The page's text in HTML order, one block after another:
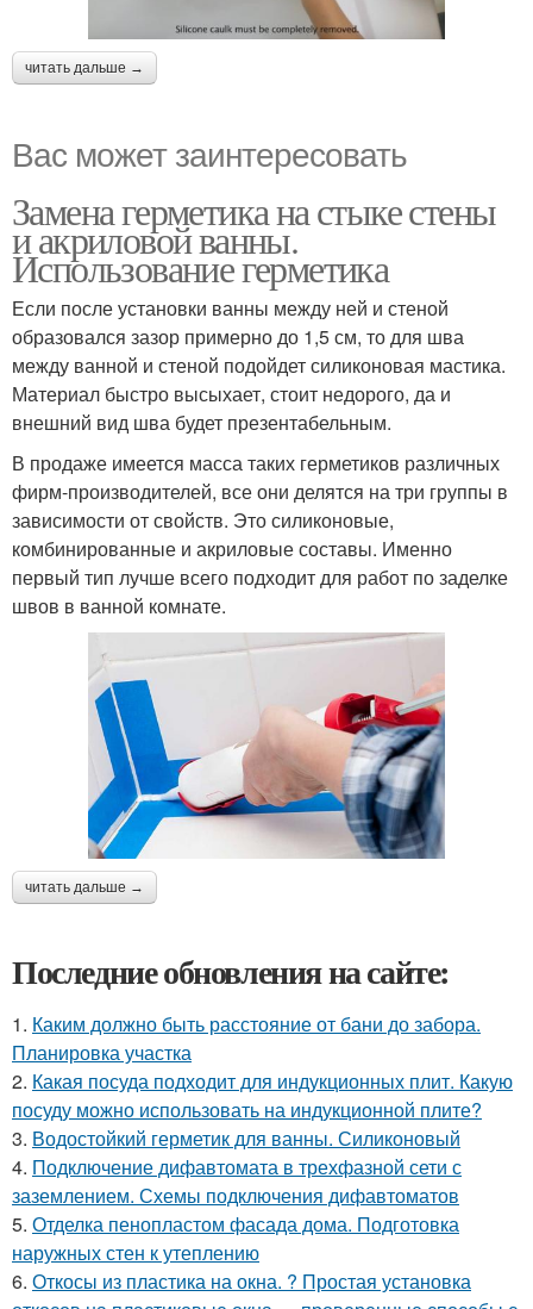
читать дальше →
Вас может заинтересовать
Замена герметика на стыке стены
и акриловой ванны.
Использование герметика
Если после установки ванны между ней и стеной
образовался зазор примерно до 1,5 см, то для шва
между ванной и стеной подойдет силиконовая мастика.
Материал быстро высыхает, стоит недорого, да и
внешний вид шва будет презентабельным.
В продаже имеется масса таких герметиков различных
фирм-производителей, все они делятся на три группы в
зависимости от свойств. Это силиконовые,
комбинированные и акриловые составы. Именно
первый тип лучше всего подходит для работ по заделке
швов в ванной комнате.
читать дальше →
Последние обновления на сайте:
1. Каким должно быть расстояние от бани до забора.
Планировка участка
2. Какая посуда подходит для индукционных плит. Какую
посуду можно использовать на индукционной плите?
3. Водостойкий герметик для ванны. Силиконовый
4. Подключение дифавтомата в трехфазной сети с
заземлением. Схемы подключения дифавтоматов
5. Отделка пенопластом фасада дома. Подготовка
наружных стен к утеплению
6. Откосы из пластика на окна. ? Простая установка